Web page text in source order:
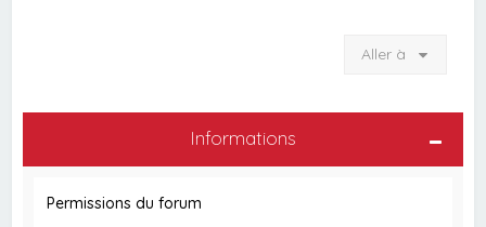
Aller à
Informations
Permissions du forum